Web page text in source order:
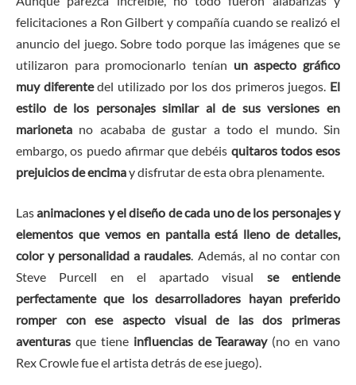
felicitaciones a Ron Gilbert y compañía cuando se realizó el
anuncio del juego. Sobre todo porque las imágenes que se
utilizaron para promocionarlo tenían un aspecto gráfico
muy diferentedel utilizado por los dos primeros juegos. El
estilo de los personajes similar al de sus versiones en
marioneta no acababa de gustar a todo el mundo. Sin
embargo, os puedo afirmar que debéis quitaros todos esos
prejuicios de encimay disfrutar de esta obra plenamente.
Lasanimaciones y el diseño de cada uno de los personajes y
elementos que vemos en pantalla está lleno de detalles,
color y personalidad a raudales. Además, al no contar con
Steve Purcell en el apartado visual se entiende
perfectamente que los desarrolladores hayan preferido
romper con ese aspecto visual de las dos primeras
aventuras que tiene influencias de Tearaway(no en vano
Rex Crowle fue el artista detrás de ese juego).